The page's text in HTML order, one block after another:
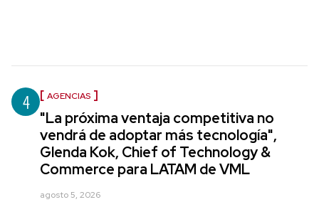
4 AGENCIAS
"La próxima ventaja competitiva no
vendrá de adoptar más tecnología",
Glenda Kok, Chief of Technology &
Commerce para LATAM de VML
agosto 5, 2026